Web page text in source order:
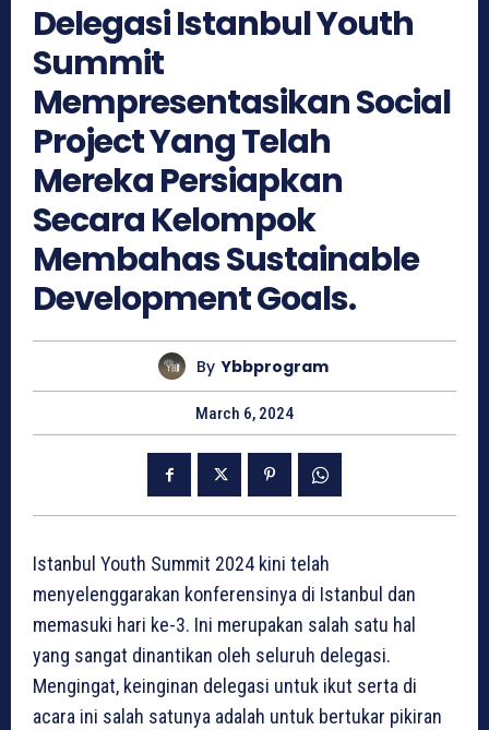
Delegasi Istanbul Youth
Summit
Mempresentasikan Social
Project Yang Telah
Mereka Persiapkan
Secara Kelompok
Membahas Sustainable
Development Goals.
By Ybbprogram
March 6, 2024
Istanbul Youth Summit 2024 kini telah
menyelenggarakan konferensinya di Istanbul dan
memasuki hari ke-3. Ini merupakan salah satu hal
yang sangat dinantikan oleh seluruh delegasi.
Mengingat, keinginan delegasi untuk ikut serta di
acara ini salah satunya adalah untuk bertukar pikiran